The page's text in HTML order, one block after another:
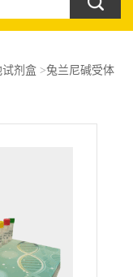
试剂盒>兔兰尼碱受体